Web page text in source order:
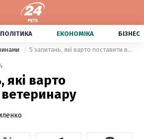
ЕКОНОМІКА БІЗНЕС
5 запитань, які варто поставити ветеринару
4
які варто